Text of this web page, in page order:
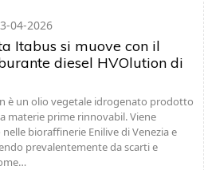
04-2026
Itabus si muove con il
diesel HVOlution di
è un olio vegetale idrogenato prodotto
materie prime rinnovabil. Viene
nelle bioraffinerie Enilive di Venezia e
prevalentemente da scarti e